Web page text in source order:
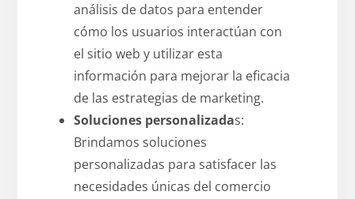
análisis de datos para entender
cómo los usuarios interactúan con
el sitio web y utilizar esta
información para mejorar la eficacia
de las estrategias de marketing.
Soluciones personalizadas:
Brindamos soluciones
personalizadas para satisfacer las
necesidades únicas del comercio